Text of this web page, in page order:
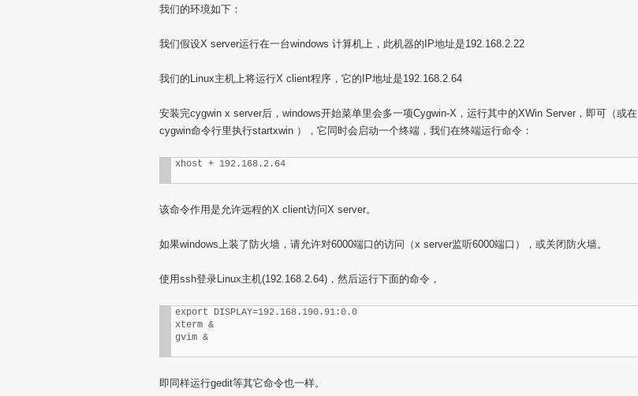
我们的环境如下：
我们假设X server运行在一台windows 计算机上，此机器的IP地址是192.168.2.22
我们的Linux主机上将运行X client程序，它的IP地址是192.168.2.64
安装完cygwin x server后，windows开始菜单里会多一项Cygwin-X，运行其中的XWin Server，即可（或在
cygwin命令行里执行startxwin ），它同时会启动一个终端，我们在终端运行命令：
xhost + 192.168.2.64
该命令作用是允许远程的X client访问X server。
如果windows上装了防火墙，请允许对6000端口的访问（x server监听6000端口），或关闭防火墙。
使用ssh登录Linux主机(192.168.2.64)，然后运行下面的命令，
export DISPLAY=192.168.190.91:0.0
xterm &
gvim &
即同样运行gedit等其它命令也一样。